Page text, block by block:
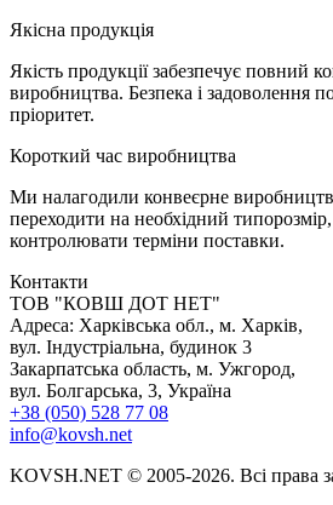
Якісна продукція
Якість продукції забезпечує повний
виробництва. Безпека і задоволення
пріоритет.
Короткий час виробництва
Ми налагодили конвеєрне
переходити на необхідний
контролювати терміни поставки.
Контакти
TOB "КОВШ ДОТ НЕТ"
Адреса: Харківська обл., м. Харків,
вул. Індустріальна, будинок 3
Закарпатська область, м. Ужгород,
вул. Болгарська, 3, Україна
+38 (050) 528 77 08
info@kovsh.net
KOVSH.NET © 2005-2026. Всі права